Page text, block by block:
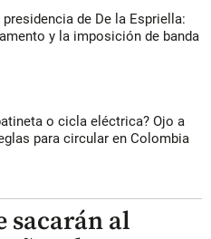
de De la Espriella:
y la imposición de banda
o cicla eléctrica? Ojo a
para circular en Colombia
sacarán al